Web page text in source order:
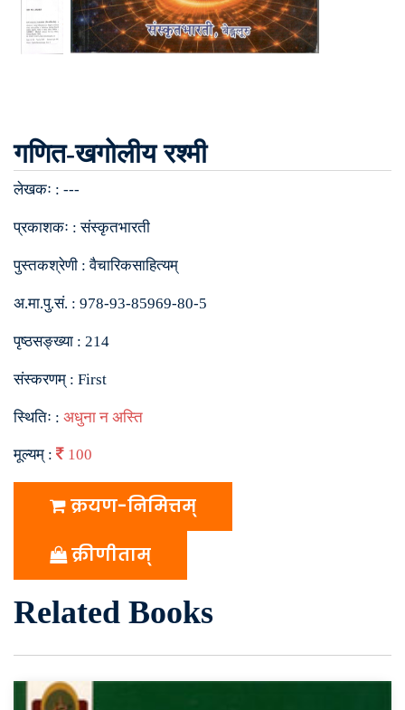
गणित-खगोलीय रश्मी
लेखकः : ---
प्रकाशकः :संस्कृतभारती
पुस्तकश्रेणी :वैचारिकसाहित्यम्
अ.मा.पु.सं. : 978-93-85969-80-5
पृष्ठसङ्ख्या : 214
संस्करणम् : First
स्थितिः : अधुना न अस्ति
मूल्यम् : 100
क्रयण-निमित्तम्
क्रीणीताम्
Related Books